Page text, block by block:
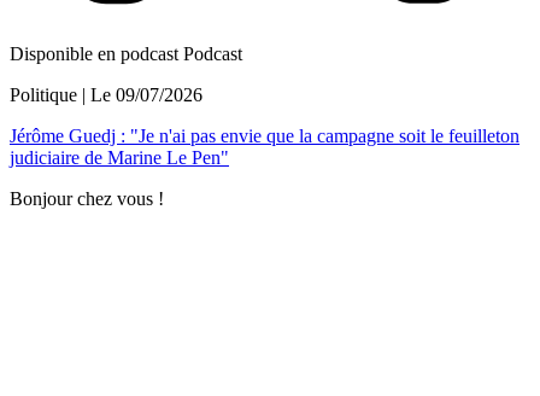
Disponible en podcast Podcast
Politique | Le 09/07/2026
Jérôme Guedj : "Je n'ai pas envie que la campagne soit le feuilleton
judiciaire de Marine Le Pen"
Bonjour chez vous !